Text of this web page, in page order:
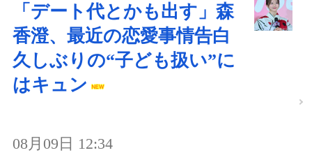
「デート代とかも出す」森
香澄、最近の恋愛事情告白
久しぶりの“子ども扱い”に
はキュン
08月09日 12:34